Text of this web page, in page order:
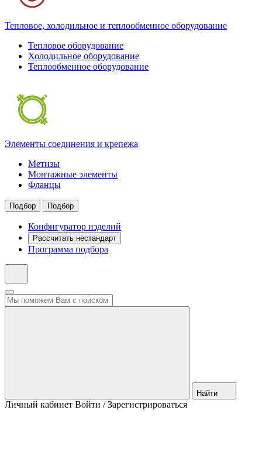
Тепловое, холодильное и теплообменное оборудование
Тепловое оборудование
Холодильное оборудование
Теплообменное оборудование
Элементы соединения и крепежа
Метизы
Монтажные элементы
Фланцы
Подбор Подбор
Конфигуратор изделий
Рассчитать нестандарт
Программа подбора
Найти
Личный кабинет Войти / Зарегистрироваться